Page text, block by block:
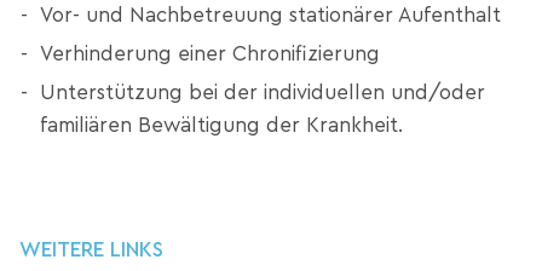
Vor- und Nachbetreuung stationärer Aufenthalt
Verhinderung einer Chronifizierung
Unterstützung bei der individuellen und/oder
familiären Bewältigung der Krankheit.
WEITERE LINKS